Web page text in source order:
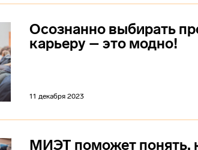
Осознанно выбирать
карьеру – это модно!
11 декабря 2023
МИЭТ поможет понять,